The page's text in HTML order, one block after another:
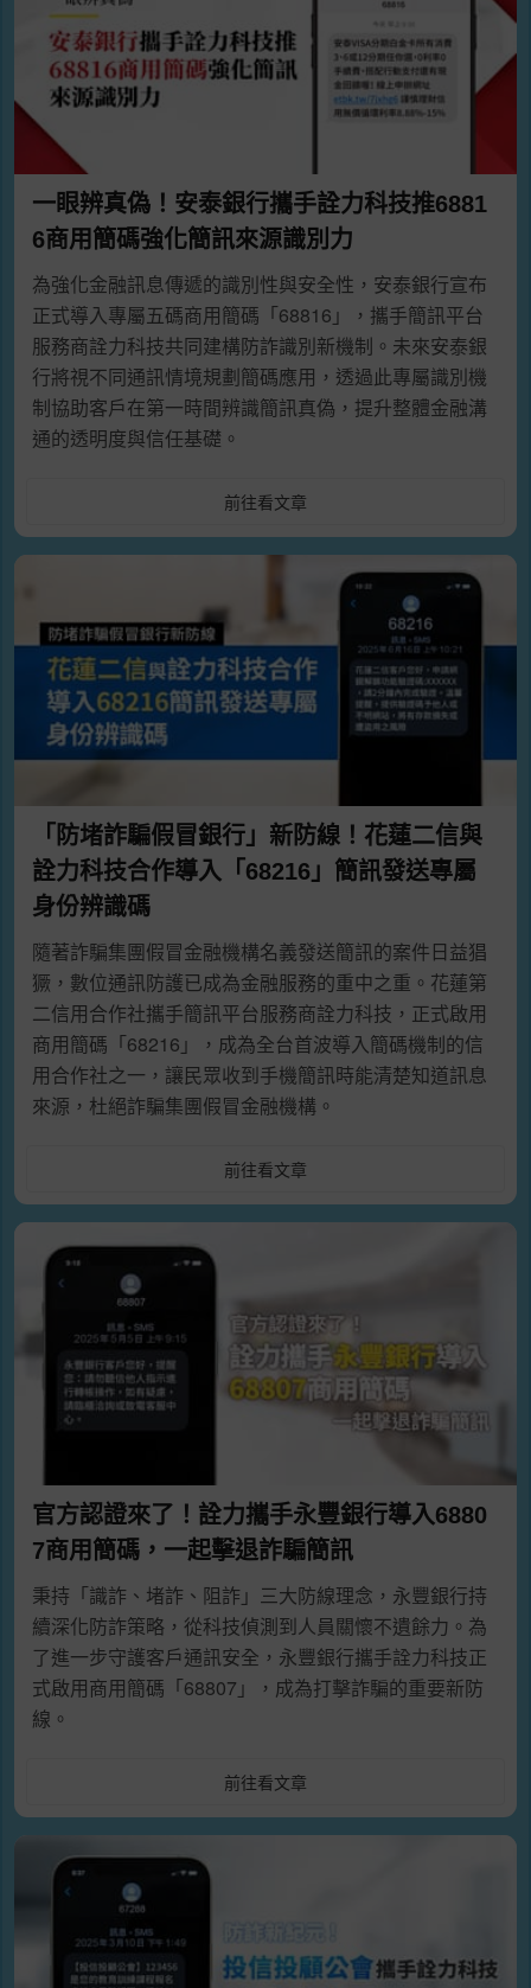
一眼辨真偽！安泰銀行攜手詮力科技推6881
6商用簡碼強化簡訊來源識別力
為強化金融訊息傳遞的識別性與安全性，安泰銀行宣布
正式導入專屬五碼商用簡碼「68816」，攜手簡訊平台
服務商詮力科技共同建構防詐識別新機制。未來安泰銀
行將視不同通訊情境規劃簡碼應用，透過此專屬識別機
制協助客戶在第一時間辨識簡訊真偽，提升整體金融溝
通的透明度與信任基礎。
前往看文章
「防堵詐騙假冒銀行」新防線！花蓮二信與
詮力科技合作導入「68216」簡訊發送專屬
身份辨識碼
隨著詐騙集團假冒金融機構名義發送簡訊的案件日益猖
獗，數位通訊防護已成為金融服務的重中之重。花蓮第
二信用合作社攜手簡訊平台服務商詮力科技，正式啟用
商用簡碼「68216」，成為全台首波導入簡碼機制的信
用合作社之一，讓民眾收到手機簡訊時能清楚知道訊息
來源，杜絕詐騙集團假冒金融機構。
前往看文章
官方認證來了！詮力攜手永豐銀行導入6880
7商用簡碼，一起擊退詐騙簡訊
秉持「識詐、堵詐、阻詐」三大防線理念，永豐銀行持
續深化防詐策略，從科技偵測到人員關懷不遺餘力。為
了進一步守護客戶通訊安全，永豐銀行攜手詮力科技正
式啟用商用簡碼「68807」，成為打擊詐騙的重要新防
線。
前往看文章